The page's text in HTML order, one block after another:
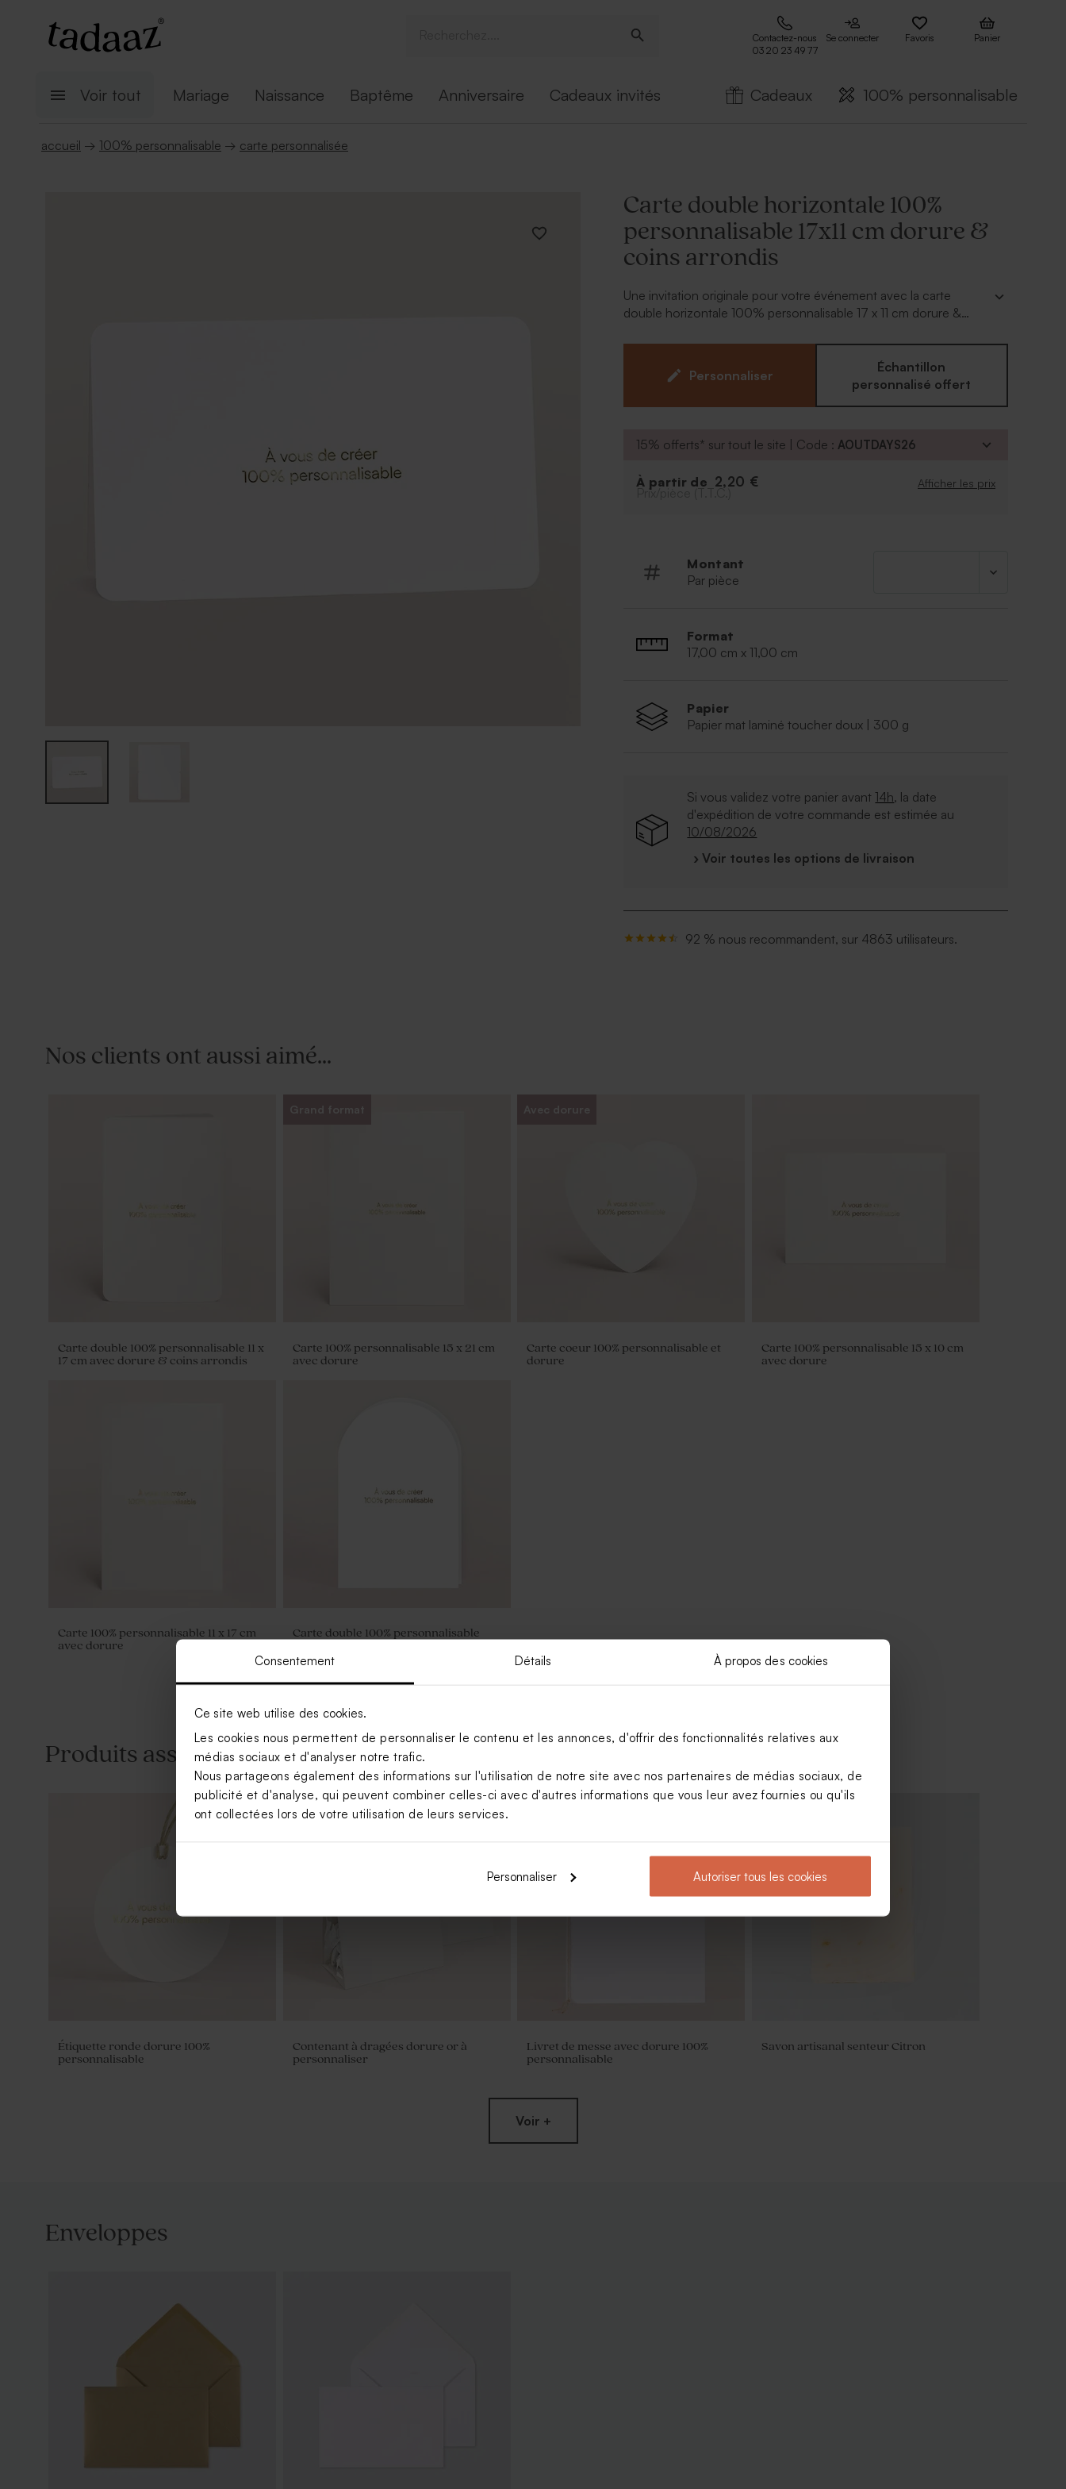
Consentement Détails À propos des cookies
Ce site web utilise des cookies.
Les cookies nous permettent de personnaliser le contenu et les annonces, d'offrir des fonctionnalités relatives aux
médias sociaux et d'analyser notre trafic.
Nous partageons également des informations sur l'utilisation de notre site avec nos partenaires de médias sociaux, de
publicité et d'analyse, qui peuvent combiner celles-ci avec d'autres informations que vous leur avez fournies ou qu'ils
ont collectées lors de votre utilisation de leurs services.
Personnaliser Autoriser tous les cookies
Contactez-nous
03 20 23 49 77
Se connecter Favoris Panier
Voir tout Mariage Naissance Baptême Anniversaire Cadeaux invités Cadeaux 100% personnalisable
accueil → 100% personnalisable → carte personnalisée
Carte double horizontale 100%
personnalisable 17x11 cm dorure &
coins arrondis
Une invitation originale pour votre événement avec la carte
double horizontale 100% personnalisable 17 x 11 cm dorure &
double qui viendra émerveiller vos proches. Personnalisez votre
carte via notre outil en ligne avec le design de votre choix, vous
êtes le maitre de votre création !
Personnaliser
Échantillon
personnalisé offert
15% offerts* sur tout le site | Code :AOUTDAYS26
À partir de 2,20 € Afficher les prix
Prix/pièce (T.T.C.)
Montant
Par pièce
Format
17,00 cm x 11,00 cm
Papier
Papier mat laminé toucher doux | 300 g
Si vous validez votre panier avant 14h, la date
d'expédition de votre commande est estimée au
10/08/2026
› Voir toutes les options de livraison
92 % nous recommandent, sur 4863 utilisateurs.
Nos clients ont aussi aimé...
Carte double 100% personnalisable 11 x
17 cm avec dorure & coins arrondis
Grand format
Carte 100% personnalisable 15 x 21 cm
avec dorure
Avec dorure
Carte coeur 100% personnalisable et
dorure
Carte 100% personnalisable 15 x 10 cm
avec dorure
Carte 100% personnalisable 11 x 17 cm
avec dorure
Carte double 100% personnalisable
Produits associés
Étiquette ronde dorure 100%
personnalisable
Contenant à dragées dorure or à
personnaliser
Livret de messe avec dorure 100%
personnalisable
Savon artisanal senteur Citron
Dragées marbré or amande 1 kg (± 300
Voir +
Enveloppes